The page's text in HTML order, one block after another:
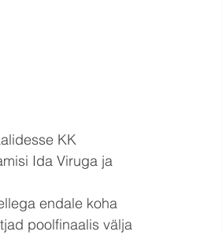
KK
Ida Viruga ja
endale koha
poolfinaalis välja